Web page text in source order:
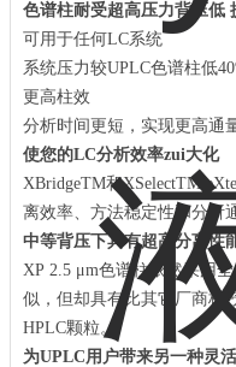
色谱柱耐受超高压力背压低
可用于任何LC系统
系统压力较UPLC色谱柱低
更高柱效
分析时间更短，实现更高通
使您的LC分析效率zui大化
XBridgeTM和XSelectTM
离效率、方法稳定性和分析
中等背压下具有超高分离性
XP 2.5 μm色谱柱依然采用
似，但却具有比其它厂商核
HPLC颗粒。
为UPLC用户带来另一种灵